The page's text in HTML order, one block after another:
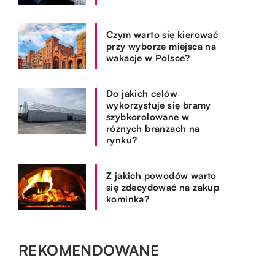
Czym warto się kierować
przy wyborze miejsca na
wakacje w Polsce?
Do jakich celów
wykorzystuje się bramy
szybkorolowane w
różnych branżach na
rynku?
Z jakich powodów warto
się zdecydować na zakup
kominka?
REKOMENDOWANE